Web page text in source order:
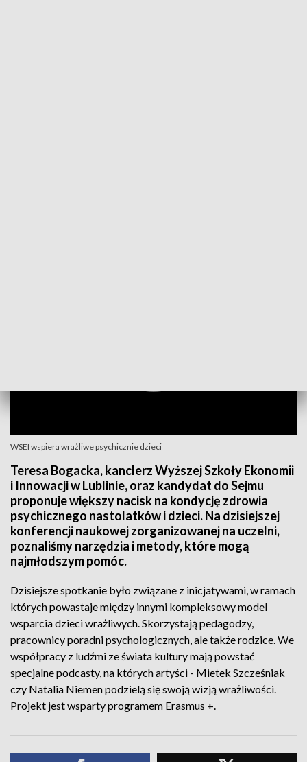
WSEI wspiera wrażliwe psychicznie dzieci
Teresa Bogacka, kanclerz Wyższej Szkoły Ekonomii
i Innowacji w Lublinie, oraz kandydat do Sejmu
proponuje większy nacisk na kondycję zdrowia
psychicznego nastolatków i dzieci. Na dzisiejszej
konferencji naukowej zorganizowanej na uczelni,
poznaliśmy narzędzia i metody, które mogą
najmłodszym pomóc.
Dzisiejsze spotkanie było związane z inicjatywami, w ramach
których powastaje między innymi kompleksowy model
wsparcia dzieci wrażliwych. Skorzystają pedagodzy,
pracownicy poradni psychologicznych, ale także rodzice. We
współpracy z ludźmi ze świata kultury mają powstać
specjalne podcasty, na których artyści - Mietek Szcześniak
czy Natalia Niemen podzielą się swoją wizją wrażliwości.
Projekt jest wsparty programem Erasmus +.